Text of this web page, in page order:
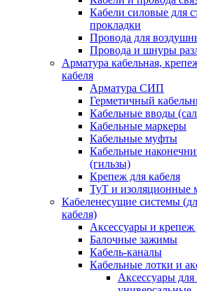
Кабели силовые для
прокладки
Провода для
Провода и шнуры
Арматура кабельная,
кабеля
Арматура СИП
Герметичный
Кабельные вводы
Кабельные маркеры
Кабельные муфты
Кабельные
(гильзы)
Крепеж для кабеля
ТуТ и изоляционные
Кабеленесущие системы
кабеля)
Аксессуары и крепеж
Балочные зажимы
Кабель-каналы
Кабельные лотки и
Аксессуары